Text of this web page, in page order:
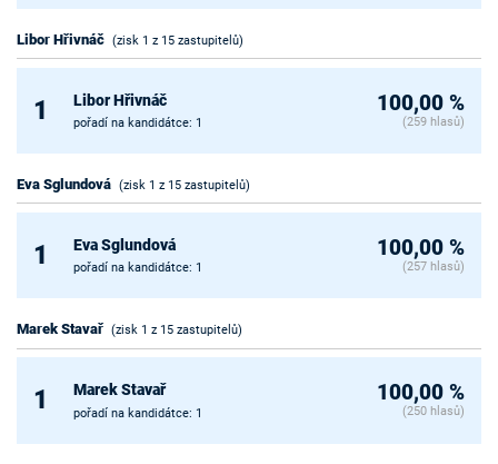
Libor Hřivnáč (zisk 1 z 15 zastupitelů)
1 Libor Hřivnáč
pořadí na kandidátce: 1
100,00 %
(259 hlasů)
Eva Sglundová (zisk 1 z 15 zastupitelů)
1 Eva Sglundová
pořadí na kandidátce: 1
100,00 %
(257 hlasů)
Marek Stavař (zisk 1 z 15 zastupitelů)
1 Marek Stavař
pořadí na kandidátce: 1
100,00 %
(250 hlasů)